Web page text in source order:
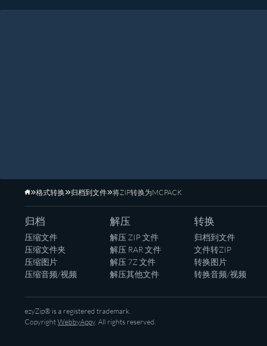
主页
格式转换 归档到文件 将ZIP转换为MCPACK
归档
压缩文件
压缩文件夹
压缩图片
压缩音频/视频
解压
解压 ZIP 文件
解压 RAR 文件
解压 7Z 文件
解压其他文件
转换
归档到文件
文件转ZIP
转换图片
转换音频/视频
ezyZip® is a registered trademark.
CopyrightWebbyAppy. All rights reserved.